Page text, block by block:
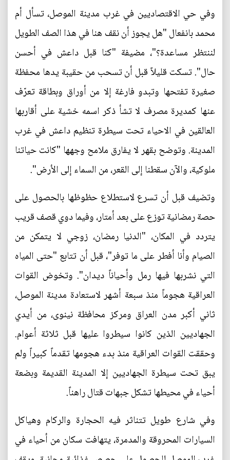
وفي حي الاقتصاديين في غرب مدينة الموصل، تسأل أم
محمد بانفعال "هل يجوز أن نقف هنا في هذا الصف الطويل
لننتظر مساعدة؟"، مضيفة "كنا قبل داعش في أحسن
حال". تسكت قليلاً قبل أن تسحب من حقيبة يدها محفظة
صغيرة تفتحها وتبدو فارغة إلا من أوراق وبطاقة تعرّف
عنها كمديرة مصرف لا تشأ ذكر اسمه خشية على أقاربها
العالقين في الاحياء تحت سيطرة تنظيم داعش في غرب
المدينة. وتوضح بقهر لا يفارق ملامح وجهها "كانت حياتنا
ملوكية، والآن سقطنا إلى القعر، من السماء إلى الأرض".
وتضيف قبل أن تسرع لاستطلاع حظوظها بالحصول على
حصة رمضانية توزع على بعد أمتار، وفيما دوي قصف قريب
يتردد في المكان، "الدنيا رمضان، زوجي لا يتمكن من
الصيام وأنا أفطر على ما توفر"، قبل أن تتابع "حتى المياه
التي نشربها فيها رمل وأحياناً ديدان". وتخوض القوات
العراقية هجوماً منذ سبعة أشهر لاستعادة مدينة الموصل،
ثاني أكبر مدن العراق ومركز محافظة نينوى، من أيدي
الجهاديين الذين كانوا سيطروا عليها قبل ثلاثة أعوام.
وحققت القوات العراقية منذ بدء هجومها تقدماً كبيراً ولم
يبق تحت سيطرة الجهاديين إلا المدينة القديمة وبضعة
أحياء في محيطها تشكل جبهات قتال راهناً.
وفي شارع طويل تتناثر فيه الحجارة والركام وهياكل
السيارات المحروقة والمدمرة، يتهافت سكان من أحياء في